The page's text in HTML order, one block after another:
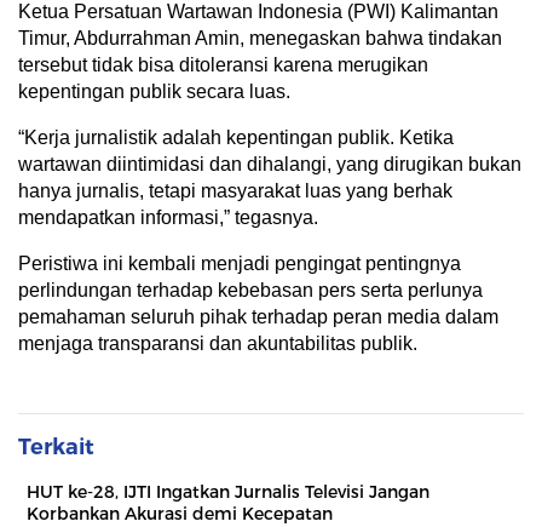
Ketua Persatuan Wartawan Indonesia (PWI) Kalimantan
Timur, Abdurrahman Amin, menegaskan bahwa tindakan
tersebut tidak bisa ditoleransi karena merugikan
kepentingan publik secara luas.
“Kerja jurnalistik adalah kepentingan publik. Ketika
wartawan diintimidasi dan dihalangi, yang dirugikan bukan
hanya jurnalis, tetapi masyarakat luas yang berhak
mendapatkan informasi,” tegasnya.
Peristiwa ini kembali menjadi pengingat pentingnya
perlindungan terhadap kebebasan pers serta perlunya
pemahaman seluruh pihak terhadap peran media dalam
menjaga transparansi dan akuntabilitas publik.
Terkait
HUT ke-28, IJTI Ingatkan Jurnalis Televisi Jangan
Korbankan Akurasi demi Kecepatan